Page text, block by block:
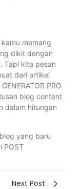
memang
dikit dengan
Tapi kita pesan
dari artikel
PRO
blog content
dalam hitungan
yang baru
POST
Next Post